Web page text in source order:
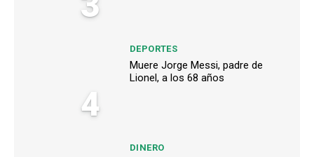
4
DEPORTES
Muere Jorge Messi, padre de
Lionel, a los 68 años
DINERO